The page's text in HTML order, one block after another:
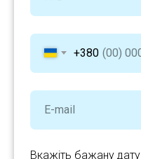
+380
Вкажіть бажану дату